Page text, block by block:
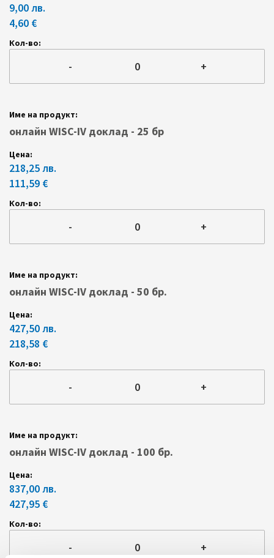
9,00 лв.
4,60 €
- +
онлайн WISC-IV доклад - 25 бр
218,25 лв.
111,59 €
- +
онлайн WISC-IV доклад - 50 бр.
427,50 лв.
218,58 €
- +
онлайн WISC-IV доклад - 100 бр.
837,00 лв.
427,95 €
- +